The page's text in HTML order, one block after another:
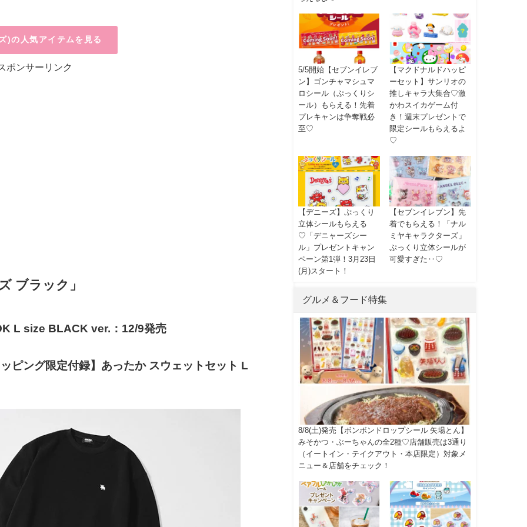
)の人気アイテムを見る
ポンサーリンク
ブラック」
L size BLACK ver. ： 12/9発売
ピング限定付録】あったか スウェットセット
L
5/5開始【セブンイレブ
ン】ゴンチャマシュマ
ロシール（ぷっくりシ
ール）もらえる！先着
プレキャンは争奪戦必
至♡
【マクドナルドハッピ
ーセット】サンリオの
推しキャラ大集合♡激
かわスイカゲーム付
き！週末プレゼントで
限定シールもらえるよ
♡
【デニーズ】ぷっくり
立体シールもらえる
♡「デニャーズシー
ル」プレゼントキャン
ペーン第1弾！3月23日
(月)スタート！
【セブンイレブン】先
着でもらえる！「ナル
ミヤキャラクターズ」
ぷっくり立体シールが
可愛すぎた‥♡
グルメ＆フード特集
8/8(土)発売【ボンボンドロップシール 矢場とん】
みそかつ・ぶーちゃんの全2種♡店舗販売は3通り
（イートイン・テイクアウト・本店限定）対象メ
ニュー＆店舗をチェック！